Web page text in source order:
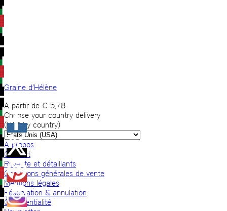
Graine d’Hélène
A partir de € 5,78
Choose your country delivery
(VAT by country)
A propos
Contact
Revente et détaillants
Conditions générales de vente
Mentions légales
Réservation & annulation
Confidentialité